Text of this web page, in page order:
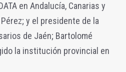
en Andalucía, Canarias y
y el presidente de la
de Jaén; Bartolomé
la institución provincial en